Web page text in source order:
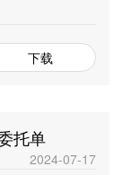
下载
托单
2024-07-17